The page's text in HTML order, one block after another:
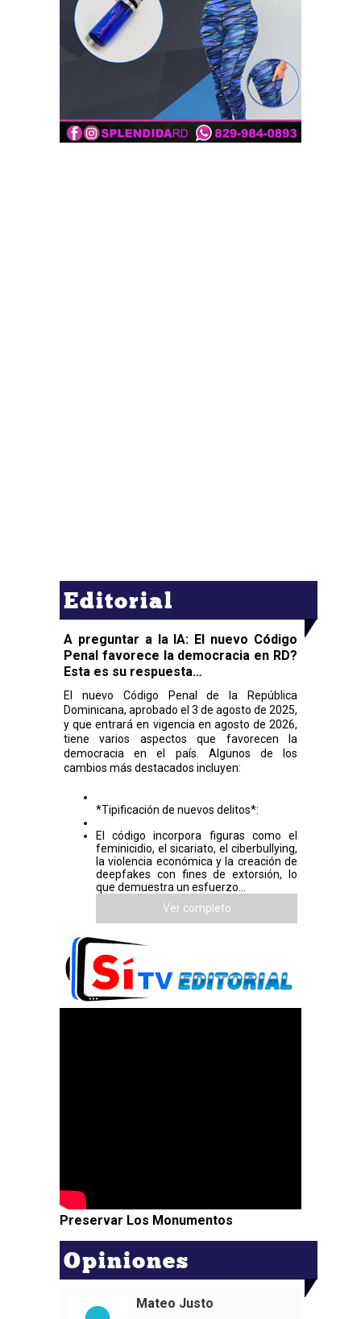
Editorial
A preguntar a la IA: El nuevo Código
Penal favorece la democracia en RD?
Esta es su respuesta…
El nuevo Código Penal de la República
Dominicana, aprobado el 3 de agosto de 2025,
y que entrará en vigencia en agosto de 2026,
tiene varios aspectos que favorecen la
democracia en el país. Algunos de los
cambios más destacados incluyen:
*Tipificación de nuevos delitos*:
El código incorpora figuras como el
feminicidio, el sicariato, el ciberbullying,
la violencia económica y la creación de
deepfakes con fines de extorsión, lo
que demuestra un esfuerzo...
Ver completo
Preservar Los Monumentos
Opiniones
Mateo Justo